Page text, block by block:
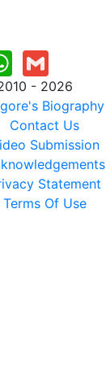
- 2026
Biography
Contact Us
Submission
Statement
Terms Of Use